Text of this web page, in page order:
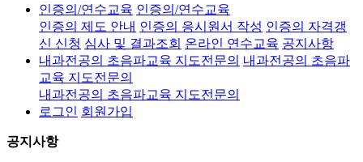
인증의/연수교육 인증의/연수교육
인증의 제도 안내 인증의 응시원서 작성 인증의 자격갱
신 신청 심사 및 결과조회 온라인 연수교육 공지사항
내과전공의 초음파교육 지도전문의 내과전공의 초음파
교육 지도전문의
내과전공의 초음파교육 지도전문의
로그인 회원가입
공지사항